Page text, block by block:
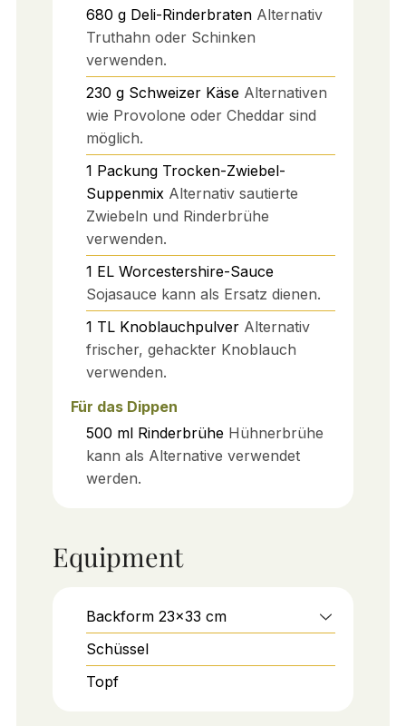
680 g Deli-Rinderbraten Alternativ
Truthahn oder Schinken
verwenden.
230 g Schweizer Käse Alternativen
wie Provolone oder Cheddar sind
möglich.
1 Packung Trocken-Zwiebel-
Suppenmix Alternativ sautierte
Zwiebeln und Rinderbrühe
verwenden.
1 EL Worcestershire-Sauce
Sojasauce kann als Ersatz dienen.
1 TL Knoblauchpulver Alternativ
frischer, gehackter Knoblauch
verwenden.
Für das Dippen
500 ml Rinderbrühe Hühnerbrühe
kann als Alternative verwendet
werden.
Equipment
Backform 23x33 cm
Schüssel
Topf